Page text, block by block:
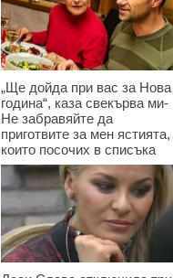
„Ще дойда при вас за Нова
година“, каза свекърва ми-
Не забравяйте да
приготвите за мен ястията,
които посочих в списъка
17.12.2024